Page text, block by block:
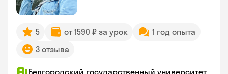
5 от 1590 ₽ за урок
1 год опыта
3 отзыва
Белгородский государственный университет,